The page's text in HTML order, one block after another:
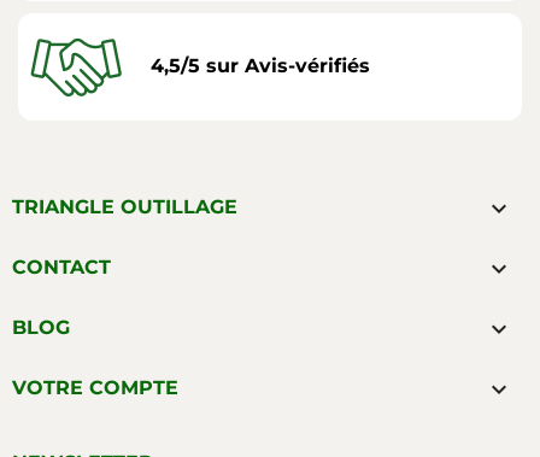
4,5/5 sur Avis-vérifiés
TRIANGLE OUTILLAGE 
CONTACT 
BLOG 
VOTRE COMPTE 